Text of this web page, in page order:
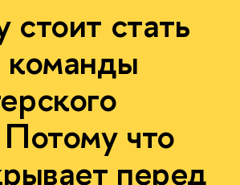
стать
команды
что
перед